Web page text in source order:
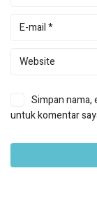
Simpan nama,
untuk komentar